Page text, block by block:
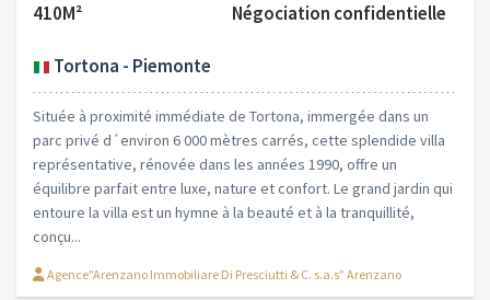
410M²
Négociation confidentielle
Tortona - Piemonte
Située à proximité immédiate de Tortona, immergée dans un
parc privé d´environ 6 000 mètres carrés, cette splendide villa
représentative, rénovée dans les années 1990, offre un
équilibre parfait entre luxe, nature et confort. Le grand jardin qui
entoure la villa est un hymne à la beauté et à la tranquillité,
conçu...
Agence"Arenzano Immobiliare Di Presciutti & C. s.a.s" Arenzano